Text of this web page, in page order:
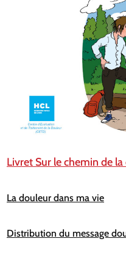
Livret Sur le chemin de
La douleur dans ma vie
Distribution du message